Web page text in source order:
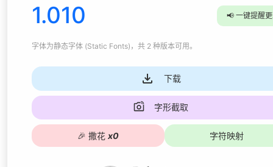
1.010 📢 一键提醒
字体为静态字体 (Static Fonts) ，共 2 种版本可用。
下载
字形截取
🎉 撒花 x0 字符映射